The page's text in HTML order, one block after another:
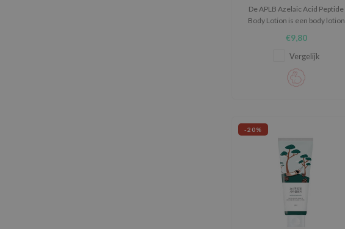
De APLB Azelaic Acid Peptide
Body Lotion is een body lotion
helpt roodheid, onzuiverheden
en een ongelijkmatige
huidtextuur op het lichaam te
verminderen, terwijl de
€9,80
Vergelijk
-20%